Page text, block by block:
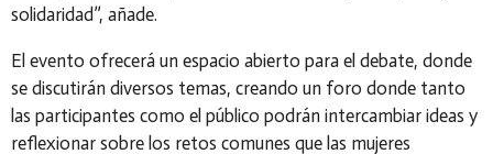
solidaridad”, añade.
El evento ofrecerá un espacio abierto para el debate, donde
se discutirán diversos temas, creando un foro donde tanto
las participantes como el público podrán intercambiar ideas y
reflexionar sobre los retos comunes que las mujeres